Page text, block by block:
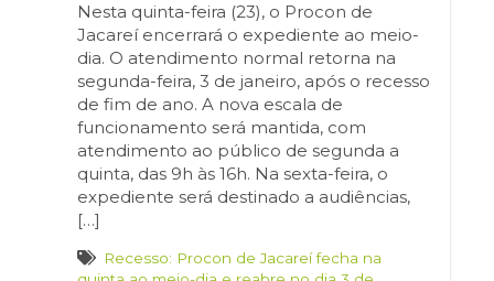
Nesta quinta-feira (23), o Procon de
Jacareí encerrará o expediente ao meio-
dia. O atendimento normal retorna na
segunda-feira, 3 de janeiro, após o recesso
de fim de ano. A nova escala de
funcionamento será mantida, com
atendimento ao público de segunda a
quinta, das 9h às 16h. Na sexta-feira, o
expediente será destinado a audiências,
[…]
Recesso: Procon de Jacareí fecha na